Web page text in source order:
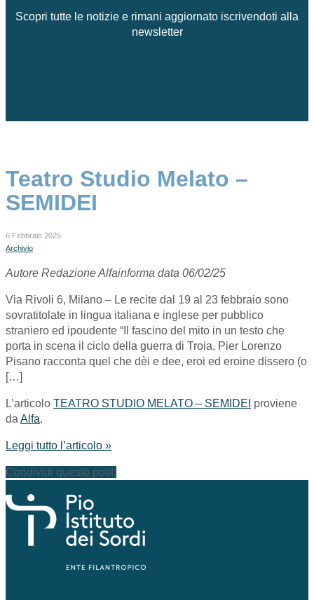
Scopri tutte le notizie e rimani aggiornato iscrivendoti alla
newsletter
Teatro Studio Melato –
SEMIDEI
6 Febbraio 2025
Archivio
Autore Redazione Alfainforma data 06/02/25
Via Rivoli 6, Milano – Le recite dal 19 al 23 febbraio sono
sovratitolate in lingua italiana e inglese per pubblico
straniero ed ipoudente “Il fascino del mito in un testo che
porta in scena il ciclo della guerra di Troia. Pier Lorenzo
Pisano racconta quel che dèi e dee, eroi ed eroine dissero (o
[…]
L’articolo TEATRO STUDIO MELATO – SEMIDEI proviene
daAlfa.
Leggi tutto l’articolo »
Condividi questo post: